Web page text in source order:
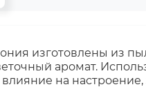
изготовлены из
аромат.
на настроение,